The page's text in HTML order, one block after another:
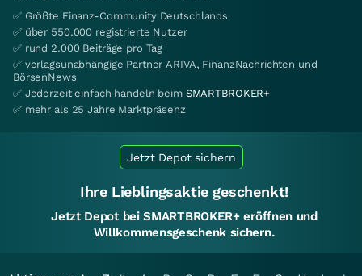
✅ Größte Finanz-Community Deutschlands
✅ über 550.000 registrierte Nutzer
✅ rund 2.000 Beiträge pro Tag
✅ verlagsunabhängige Partner ARIVA, FinanzNachrichten und
BörsenNews
✅ Jederzeit einfach handeln beim SMARTBROKER+
✅ mehr als 25 Jahre Marktpräsenz
Jetzt Depot sichern
Ihre Lieblingsaktie geschenkt!
Jetzt Depot bei SMARTBROKER+ eröffnen und
Willkommensgeschenk sichern.